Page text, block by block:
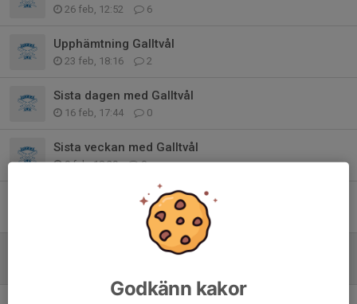
26 feb, 12:52 6
Upphämtning Galltvål
23 feb, 18:16 2
Sista dagen med Galltvål
16 feb, 17:44 0
Sista veckan med Galltvål
9 feb, 18:29 0
Försäljning Galltvål Tvättmedel
4
Godkänn kakor